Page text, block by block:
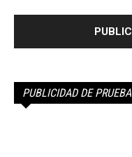
PUBLICIDAD DE PRUEBA